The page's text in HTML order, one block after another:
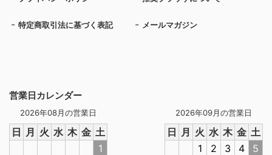
営業日カレンダー
2026年08月の営業日
日 月 火 水 木 金 土
1
2026年09月の営業日
日 月 火 水 木 金 土
1
2 3 4
5
特定商取引法に基づく表記 メールマガジン